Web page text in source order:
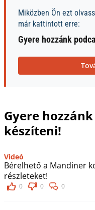
Miközben Ön ezt
már kattintott erre:
Gyere hozzánk
Gyere
készíteni!
Videó
Bérelhető a Mandiner
részleteket!
0 0 0